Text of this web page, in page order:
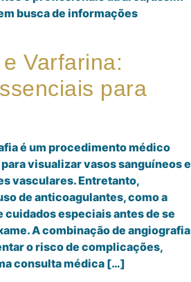
busca de informações
Varfarina:
para
é um procedimento médico
visualizar vasos sanguíneos e
vasculares. Entretanto,
de anticoagulantes, como a
especiais antes de se
A combinação de angiografia
o risco de complicações,
consulta médica […]